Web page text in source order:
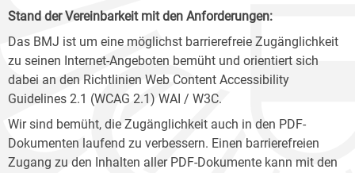
Stand der Vereinbarkeit mit den Anforderungen:
Das BMJ ist um eine möglichst barrierefreie Zugänglichkeit
zu seinen Internet-Angeboten bemüht und orientiert sich
dabei an den Richtlinien Web Content Accessibility
Guidelines 2.1 (WCAG 2.1) WAI / W3C.
Wir sind bemüht, die Zugänglichkeit auch in den PDF-
Dokumenten laufend zu verbessern. Einen barrierefreien
Zugang zu den Inhalten aller PDF-Dokumente kann mit den